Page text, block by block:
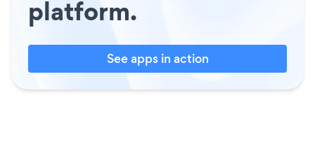
platform.
See apps in action